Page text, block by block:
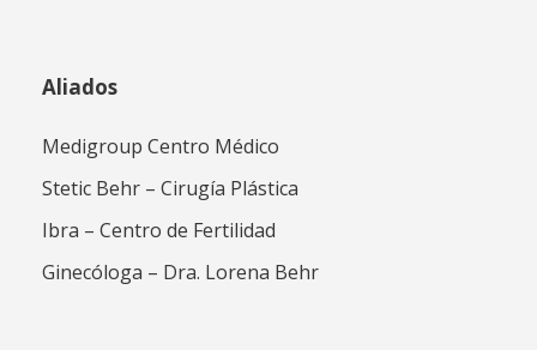
Aliados
Medigroup Centro Médico
Stetic Behr – Cirugía Plástica
Ibra – Centro de Fertilidad
Ginecóloga – Dra. Lorena Behr